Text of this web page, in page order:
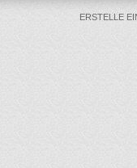
ERSTELLE